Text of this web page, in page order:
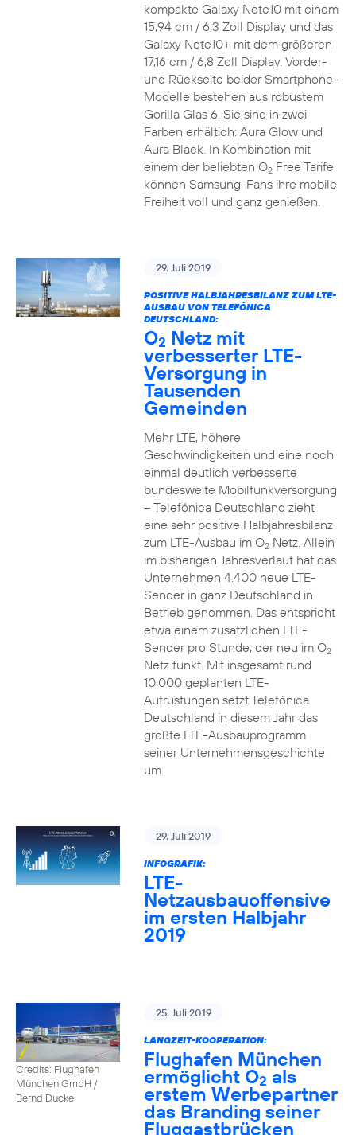
kompakte Galaxy Note10 mit einem
15,94 cm / 6,3 Zoll Display und das
Galaxy Note10+ mit dem größeren
17,16 cm / 6,8 Zoll Display. Vorder-
und Rückseite beider Smartphone-
Modelle bestehen aus robustem
Gorilla Glas 6. Sie sind in zwei
Farben erhältich: Aura Glow und
Aura Black. In Kombination mit
einem der beliebten O2Free Tarife
können Samsung-Fans ihre mobile
Freiheit voll und ganz genießen.
29. Juli 2019
POSITIVE HALBJAHRESBILANZ ZUM LTE-
AUSBAU VON TELEFÓNICA
DEUTSCHLAND:
O2 Netz mit
verbesserter LTE-
Versorgung in
Tausenden
Gemeinden
Mehr LTE, höhere
Geschwindigkeiten und eine noch
einmal deutlich verbesserte
bundesweite Mobilfunkversorgung
– Telefónica Deutschland zieht
eine sehr positive Halbjahresbilanz
zum LTE-Ausbau im O2Netz. Allein
im bisherigen Jahresverlauf hat das
Unternehmen 4.400 neue LTE-
Sender in ganz Deutschland in
Betrieb genommen. Das entspricht
etwa einem zusätzlichen LTE-
Sender pro Stunde, der neu im O2
Netz funkt. Mit insgesamt rund
10.000 geplanten LTE-
Aufrüstungen setzt Telefónica
Deutschland in diesem Jahr das
größte LTE-Ausbauprogramm
seiner Unternehmensgeschichte
um.
29. Juli 2019
INFOGRAFIK:
LTE-
Netzausbauoffensive
im ersten Halbjahr
2019
Credits: Flughafen
München GmbH /
Bernd Ducke
25. Juli 2019
LANGZEIT-KOOPERATION:
Flughafen München
ermöglicht O2 als
erstem Werbepartner
das Branding seiner
Fluggastbrücken